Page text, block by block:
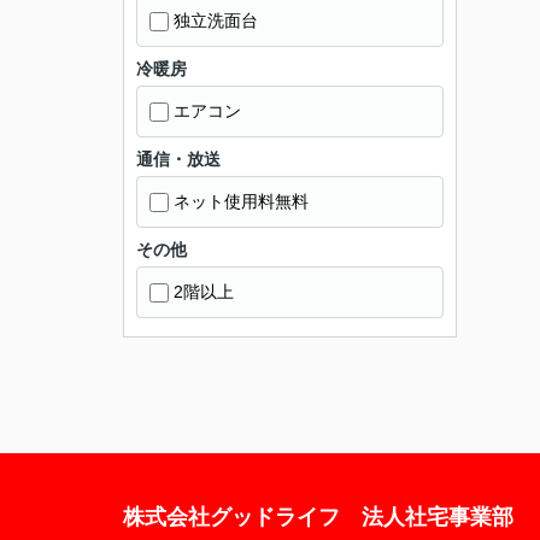
独立洗面台
冷暖房
エアコン
通信・放送
ネット使用料無料
その他
2階以上
株式会社グッドライフ 法人社宅事業部